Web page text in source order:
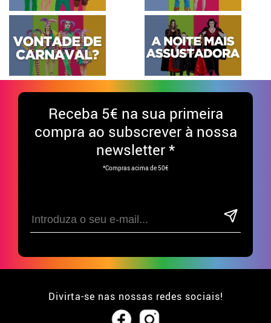
Receba 5€ na sua primeira
compra ao subscrever à nossa
newsletter *
*Compras acima de 50€
Divirta-se nas nossas redes sociais!